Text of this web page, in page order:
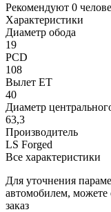
Рекомендуют 0
Характеристики
Диаметр обода
19
PCD
108
Вылет ET
40
Диаметр
63,3
Производитель
LS Forged
Все характеристики
Для уточнения
автомобилем, можете
заказ